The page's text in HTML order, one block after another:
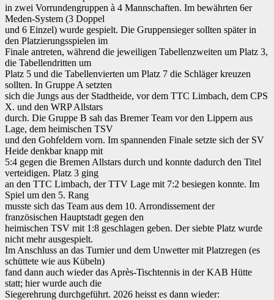
in zwei Vorrundengruppen à 4 Mannschaften. Im bewährten 6er
Meden-System (3 Doppel
und 6 Einzel) wurde gespielt. Die Gruppensieger sollten später in
den Platzierungsspielen im
Finale antreten, während die jeweiligen Tabellenzweiten um Platz 3,
die Tabellendritten um
Platz 5 und die Tabellenvierten um Platz 7 die Schläger kreuzen
sollten. In Gruppe A setzten
sich die Jungs aus der Stadtheide, vor dem TTC Limbach, dem CPS
X. und den WRP Allstars
durch. Die Gruppe B sah das Bremer Team vor den Lippern aus
Lage, dem heimischen TSV
und den Gohfeldern vorn. Im spannenden Finale setzte sich der SV
Heide denkbar knapp mit
5:4 gegen die Bremen Allstars durch und konnte dadurch den Titel
verteidigen. Platz 3 ging
an den TTC Limbach, der TTV Lage mit 7:2 besiegen konnte. Im
Spiel um den 5. Rang
musste sich das Team aus dem 10. Arrondissement der
französischen Hauptstadt gegen den
heimischen TSV mit 1:8 geschlagen geben. Der siebte Platz wurde
nicht mehr ausgespielt.
Im Anschluss an das Turnier und dem Unwetter mit Platzregen (es
schüttete wie aus Kübeln)
fand dann auch wieder das Après-Tischtennis in der KAB Hütte
statt; hier wurde auch die
Siegerehrung durchgeführt. 2026 heisst es dann wieder: